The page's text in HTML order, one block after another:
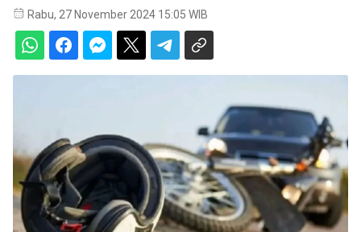
Rabu, 27 November 2024 15:05 WIB